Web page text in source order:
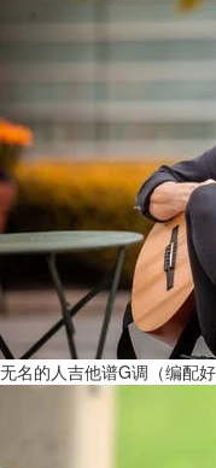
无名的人吉他谱G调（编配